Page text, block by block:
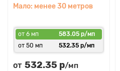
Мало: менее 30 метров
от 6 мп
583.05 р/мп
от 50 мп
532.35 р/мп
от 532.35 р/мп